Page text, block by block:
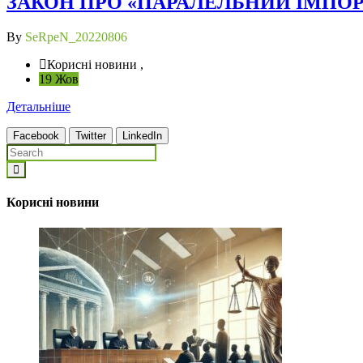
By SeRpeN_20220806
Корисні новини ,
19 Жов
Детальніше
Facebook Twitter LinkedIn
Корисні новини